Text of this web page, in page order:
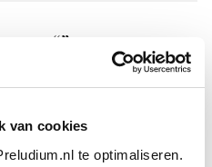
van cookies
te optimaliseren.
voor “”.